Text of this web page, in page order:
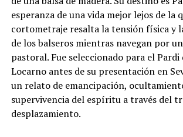
esperanza de una vida mejor lejos de la
cortometraje resalta la tensión física y
de los balseros mientras navegan por
pastoral. Fue seleccionado para el Pardi
Locarno antes de su presentación en
un relato de emancipación,
supervivencia del espíritu a través del
desplazamiento.